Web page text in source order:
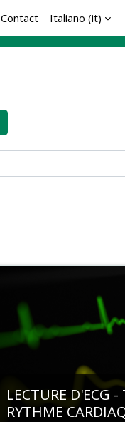
Contact Italiano ‎(it)‎
LECTURE D'ECG
RYTHME